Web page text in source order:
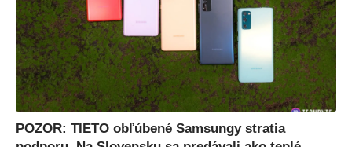
POZOR: TIETO obľúbené Samsungy stratia